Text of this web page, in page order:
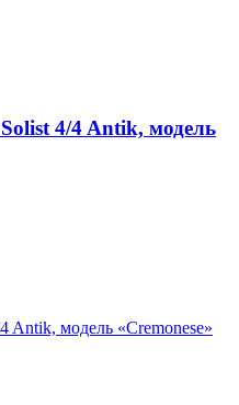
4/4 Antik, модель
модель «Cremonese»